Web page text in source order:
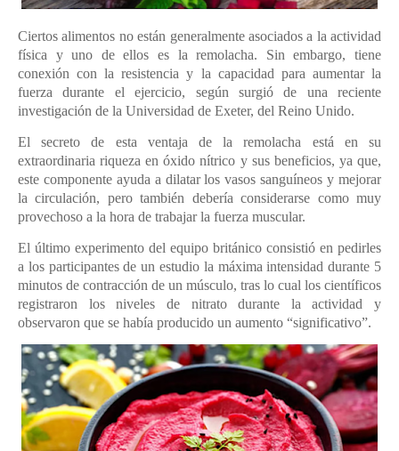
Ciertos alimentos no están generalmente asociados a la actividad
física y uno de ellos es la remolacha. Sin embargo, tiene
conexión con la resistencia y la capacidad para aumentar la
fuerza durante el ejercicio, según surgió de una reciente
investigación de la Universidad de Exeter, del Reino Unido.
El secreto de esta ventaja de la remolacha está en su
extraordinaria riqueza en óxido nítrico y sus beneficios, ya que,
este componente ayuda a dilatar los vasos sanguíneos y mejorar
la circulación, pero también debería considerarse como muy
provechoso a la hora de trabajar la fuerza muscular.
El último experimento del equipo británico consistió en pedirles
a los participantes de un estudio la máxima intensidad durante 5
minutos de contracción de un músculo, tras lo cual los científicos
registraron los niveles de nitrato durante la actividad y
observaron que se había producido un aumento “significativo”.